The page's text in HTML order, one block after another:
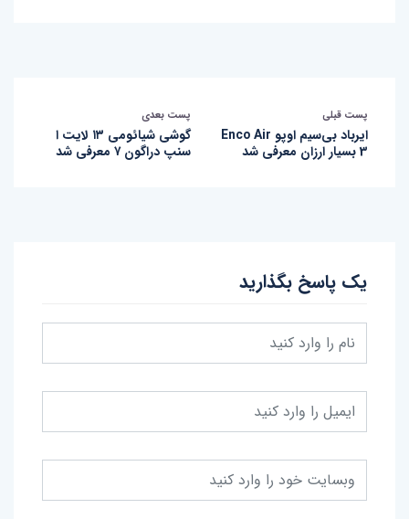
پست قبلی
ایرباد بی‌سیم اوپو Enco Air
3 بسیار ارزان معرفی شد
پست بعدی
گوشی شیائومی ۱۳ لایت ا
سنپ‌ دراگون ۷ معرفی شد
یک پاسخ بگذارید